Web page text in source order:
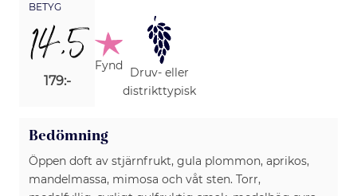
BETYG
14,5
179:-
Fynd
Druv- eller
distrikttypisk
Bedömning
Öppen doft av stjärnfrukt, gula plommon, aprikos,
mandelmassa, mimosa och våt sten. Torr,